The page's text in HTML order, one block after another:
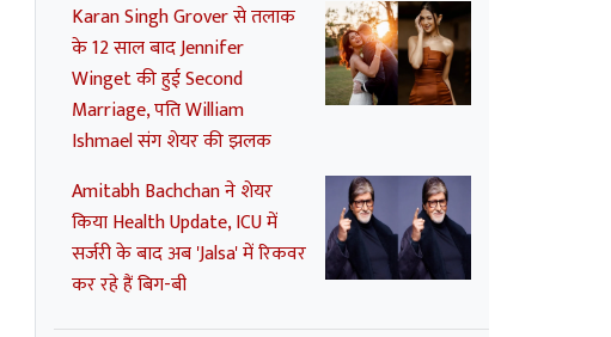
Karan Singh Grover से तलाक
के 12 साल बाद Jennifer
Winget की हुई Second
Marriage, पति William
Ishmael संग शेयर की झलक
Amitabh Bachchan ने शेयर
किया Health Update, ICU में
सर्जरी के बाद अब 'Jalsa' में रिकवर
कर रहे हैं बिग-बी